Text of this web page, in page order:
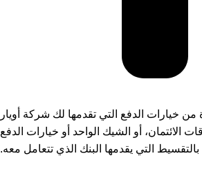
من خيارات الدفع التي تقدمها لك شركة أويار
الائتمان، أو الشيك الواحد أو خيارات الدفع
بالتقسيط التي يقدمها البنك الذي تتعامل معه.